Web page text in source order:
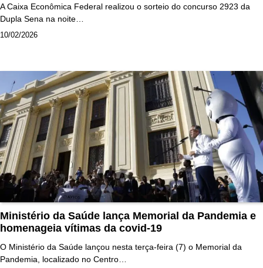
A Caixa Econômica Federal realizou o sorteio do concurso 2923 da
Dupla Sena na noite…
10/02/2026
Ministério da Saúde lança Memorial da Pandemia e
homenageia vítimas da covid-19
O Ministério da Saúde lançou nesta terça-feira (7) o Memorial da
Pandemia, localizado no Centro…